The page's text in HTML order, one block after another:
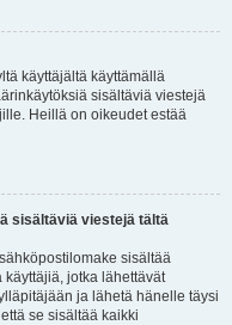
käyttäjältä käyttämällä
sisältäviä viestejä
Heillä on oikeudet estää
sisältäviä viestejä tältä
sisältää
jotka lähettävät
ja lähetä hänelle täysi
se sisältää kaikki